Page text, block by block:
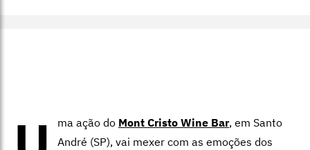
ma ação do Mont Cristo Wine Bar, em Santo
André (SP), vai mexer com as emoções dos